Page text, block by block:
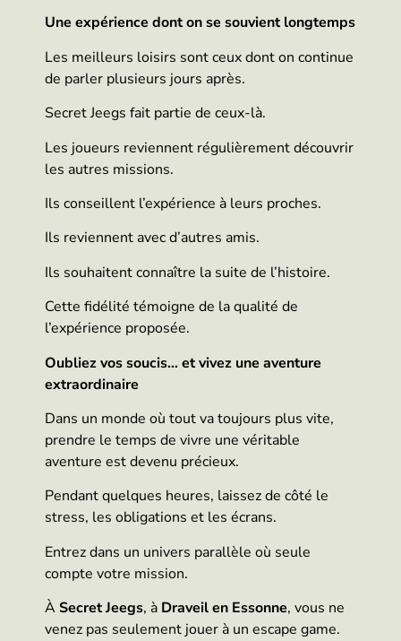
Une expérience dont on se souvient longtemps
Les meilleurs loisirs sont ceux dont on continue
de parler plusieurs jours après.
Secret Jeegs fait partie de ceux-là.
Les joueurs reviennent régulièrement découvrir
les autres missions.
Ils conseillent l’expérience à leurs proches.
Ils reviennent avec d’autres amis.
Ils souhaitent connaître la suite de l’histoire.
Cette fidélité témoigne de la qualité de
l’expérience proposée.
Oubliez vos soucis… et vivez une aventure
extraordinaire
Dans un monde où tout va toujours plus vite,
prendre le temps de vivre une véritable
aventure est devenu précieux.
Pendant quelques heures, laissez de côté le
stress, les obligations et les écrans.
Entrez dans un univers parallèle où seule
compte votre mission.
ÀSecret Jeegs, à Draveil en Essonne, vous ne
venez pas seulement jouer à un escape game.